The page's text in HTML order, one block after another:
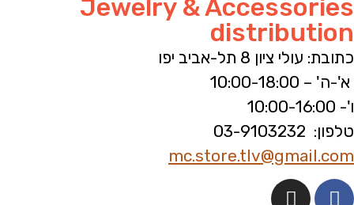
Jewelry & Accessories
distribution
כתובת: עולי ציון 8 תל-אביב יפו
א'-ה' – 10:00-18:00
ו'- 10:00-16:00
טלפון: 03-9103232
mc.store.tlv@gmail.com